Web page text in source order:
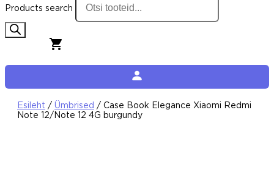
Products search
Esileht / Ümbrised / Case Book Elegance Xiaomi Redmi
Note 12/Note 12 4G burgundy